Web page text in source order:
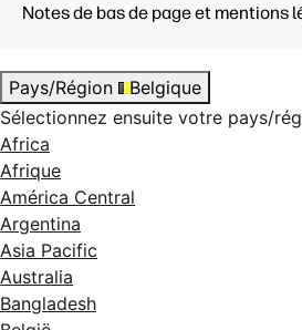
Notes de bas de page et mentions
Pays/Région
Belgique
Sélectionnez ensuite votre pays/
Africa
Afrique
América Central
Argentina
Asia Pacific
Australia
Bangladesh